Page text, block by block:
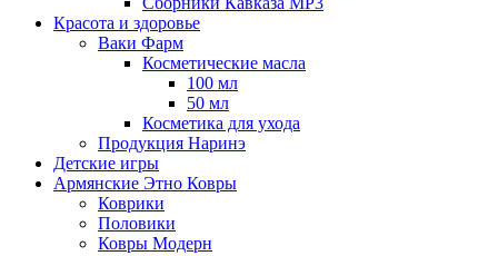
Красота и здоровье
Ваки Фарм
Косметические масла
100 мл
50 мл
Косметика для ухода
Продукция Наринэ
Детские игры
Армянские Этно Ковры
Коврики
Половики
Ковры Модерн